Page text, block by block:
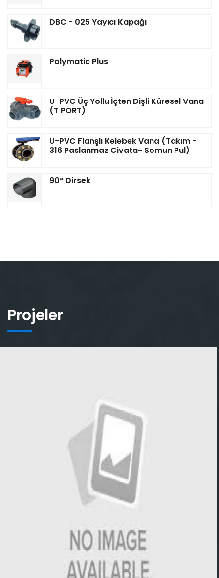
DBC - 025 Yayıcı Kapağı
Polymatic Plus
U-PVC Üç Yollu İçten Dişli Küresel Vana
(T PORT)
U-PVC Flanşlı Kelebek Vana (Takım -
316 Paslanmaz Civata- Somun Pul)
90° Dirsek
Projeler